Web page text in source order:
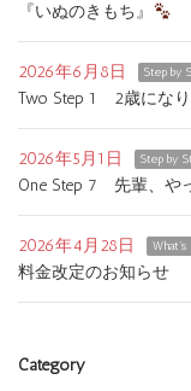
『いぬのきもち』
2026年6月8日 Step by
Two Step 1 2歳にな
2026年5月1日 Step by
One Step 7 先輩、や
2026年4月28日 What's
料金改定のお知らせ
Category